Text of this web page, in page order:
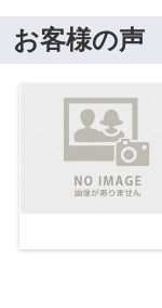
お客様の声